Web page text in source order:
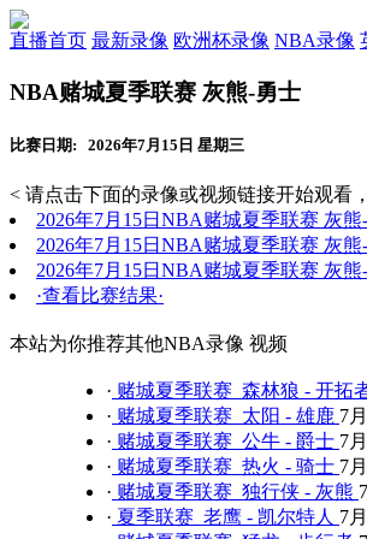
直播首页 最新录像 欧洲杯录像 NBA录像
NBA赌城夏季联赛 灰熊-勇士
比赛日期: 2026年7月15日 星期三
< 请点击下面的录像或视频链接开始观看
2026年7月15日NBA赌城夏季联赛 灰
2026年7月15日NBA赌城夏季联赛 灰
2026年7月15日NBA赌城夏季联赛 灰
·查看比赛结果·
本站为你推荐其他NBA录像 视频
· 赌城夏季联赛 森林狼 - 开拓
· 赌城夏季联赛 太阳 - 雄鹿 7
· 赌城夏季联赛 公牛 - 爵士 7
· 赌城夏季联赛 热火 - 骑士 7
· 赌城夏季联赛 独行侠 - 灰熊
· 夏季联赛 老鹰 - 凯尔特人 7